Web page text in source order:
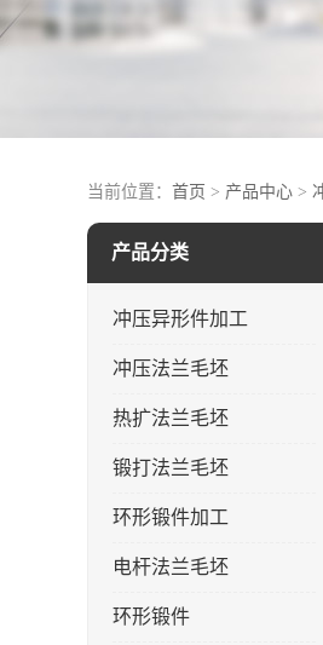
当前位置： 首页 > 产品中心 >
产品分类
冲压异形件加工
冲压法兰毛坯
热扩法兰毛坯
锻打法兰毛坯
环形锻件加工
电杆法兰毛坯
环形锻件